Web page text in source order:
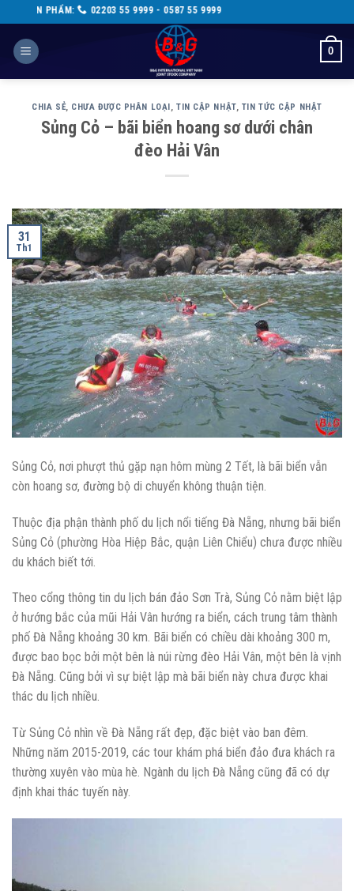
to
content
02203 55 9999 - 0587 55 9999
0
CHIA SẺ, CHƯA ĐƯỢC PHÂN LOẠI, TIN CẬP NHẬT, TIN TỨC CẬP NHẬT
Sủng Cỏ – bãi biển hoang sơ dưới chân
đèo Hải Vân
31
Th1
Sủng Cỏ, nơi phượt thủ gặp nạn hôm mùng 2 Tết, là bãi biển vẫn
còn hoang sơ, đường bộ di chuyển không thuận tiện.
Thuộc địa phận thành phố du lịch nổi tiếng Đà Nẵng, nhưng bãi biển
Sủng Cỏ (phường Hòa Hiệp Bắc, quận Liên Chiểu) chưa được nhiều
du khách biết tới.
Theo cổng thông tin du lịch bán đảo Sơn Trà, Sủng Cỏ nằm biệt lập
ở hướng bắc của mũi Hải Vân hướng ra biển, cách trung tâm thành
phố Đà Nẵng khoảng 30 km. Bãi biển có chiều dài khoảng 300 m,
được bao bọc bởi một bên là núi rừng đèo Hải Vân, một bên là vịnh
Đà Nẵng. Cũng bởi vì sự biệt lập mà bãi biển này chưa được khai
thác du lịch nhiều.
Từ Sủng Cỏ nhìn về Đà Nẵng rất đẹp, đặc biệt vào ban đêm.
Những năm 2015-2019, các tour khám phá biển đảo đưa khách ra
thường xuyên vào mùa hè. Ngành du lịch Đà Nẵng cũng đã có dự
định khai thác tuyến này.